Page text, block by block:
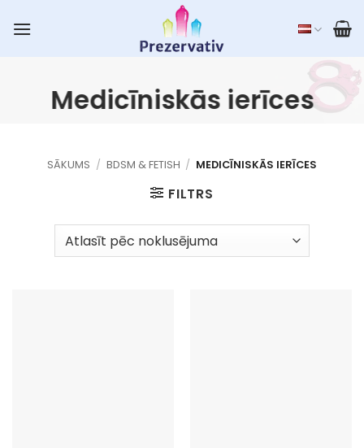
Medicīniskās ierīces
SĀKUMS / BDSM & FETISH / MEDICĪNISKĀS IERĪCES
FILTRS